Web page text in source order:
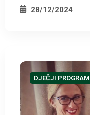
28/12/2024
DJEČJI PROGRAM